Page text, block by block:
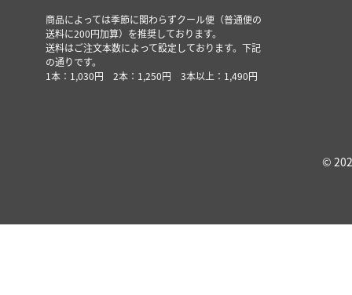
商品によっては季節に関わらずクール便（普通便の
送料に200円加算）を推奨しております。
送料はご注文本数によって設定しております。下記
の通りです。
1本：1,030円 2本：1,250円 3本以上：1,490円
©